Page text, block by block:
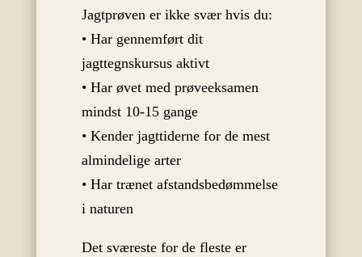
Jagtprøven er ikke svær hvis du:
• Har gennemført dit
jagttegnskursus aktivt
• Har øvet med prøveeksamen
mindst 10-15 gange
• Kender jagttiderne for de mest
almindelige arter
• Har trænet afstandsbedømmelse
i naturen
Det sværeste for de fleste er